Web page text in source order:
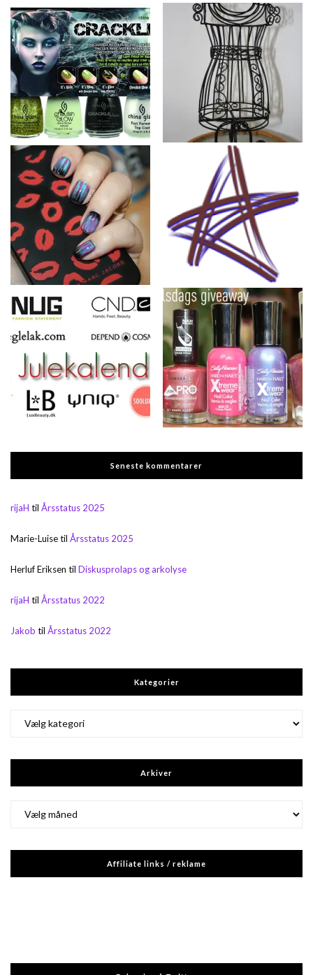
Seneste kommentarer
rijaH til Årsstatus 2025
Marie-Luisetil Årsstatus 2025
Herluf Eriksen til Diskusprolaps og arkolyse
rijaH til Årsstatus 2022
Jakob til Årsstatus 2022
Kategorier
Arkiver
Affiliate links / reklame